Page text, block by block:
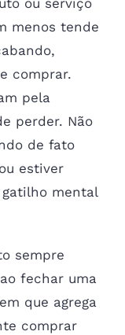
ou serviço
menos tende
comprar.
pela
perder. Não
de fato
estiver
mental
sempre
fechar uma
que agrega
comprar